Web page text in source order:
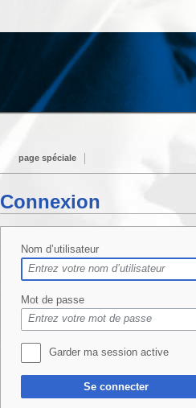
Connexion
Nom d’utilisateur
Mot de passe
Garder ma session active
Se connecter
page spéciale